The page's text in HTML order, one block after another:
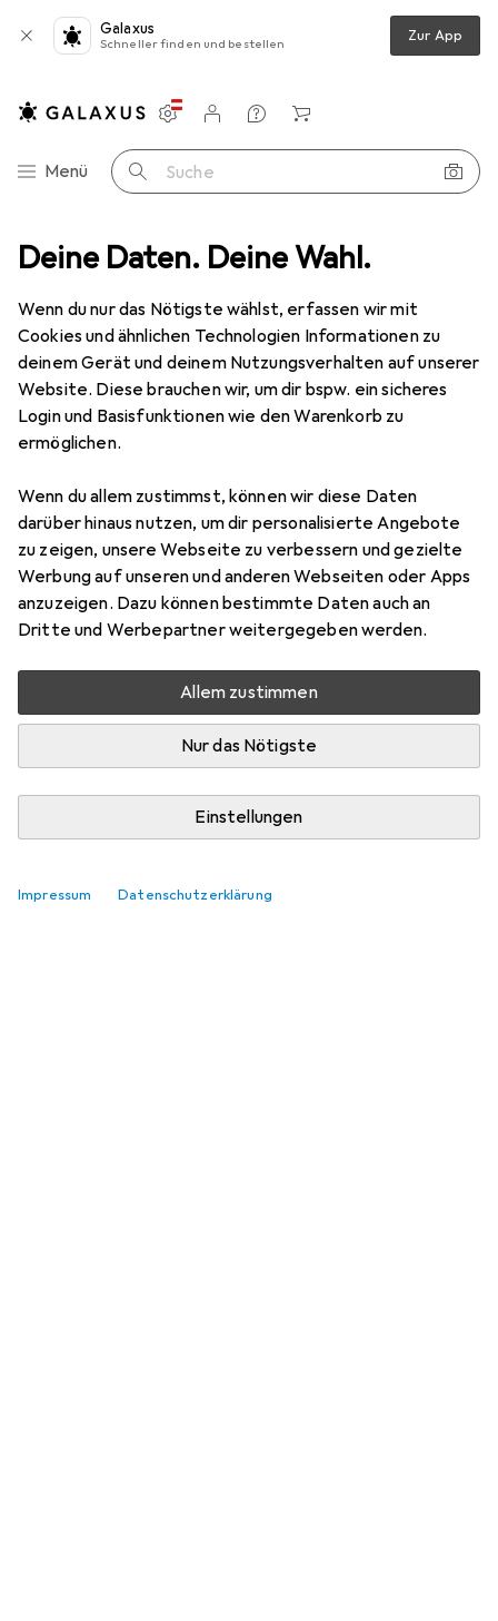
Deine Daten. Deine Wahl.
Wenn du nur das Nötigste wählst, erfassen wir mit
Cookies und ähnlichen Technologien Informationen zu
deinem Gerät und deinem Nutzungsverhalten auf unserer
Website. Diese brauchen wir, um dir bspw. ein sicheres
Login und Basisfunktionen wie den Warenkorb zu
ermöglichen.
Wenn du allem zustimmst, können wir diese Daten
darüber hinaus nutzen, um dir personalisierte Angebote
zu zeigen, unsere Webseite zu verbessern und gezielte
Werbung auf unseren und anderen Webseiten oder Apps
anzuzeigen. Dazu können bestimmte Daten auch an
Dritte und Werbepartner weitergegeben werden.
Allem zustimmen
Nur das Nötigste
Einstellungen
Impressum Datenschutzerklärung
Galaxus
Schneller finden und bestellen Zur App
Navigation nach Kategorien
Menü Suche
Einstellungen
Kundenkonto
Vergleichslisten
Merklisten
Warenkorb
Beauty + Gesundheit Gesichtspflege
Wimpernserum
Produkte Forum
Diskussionen in Wimpernserum
Diskussion starten
Die Galaxus Community freut sich auf deinen